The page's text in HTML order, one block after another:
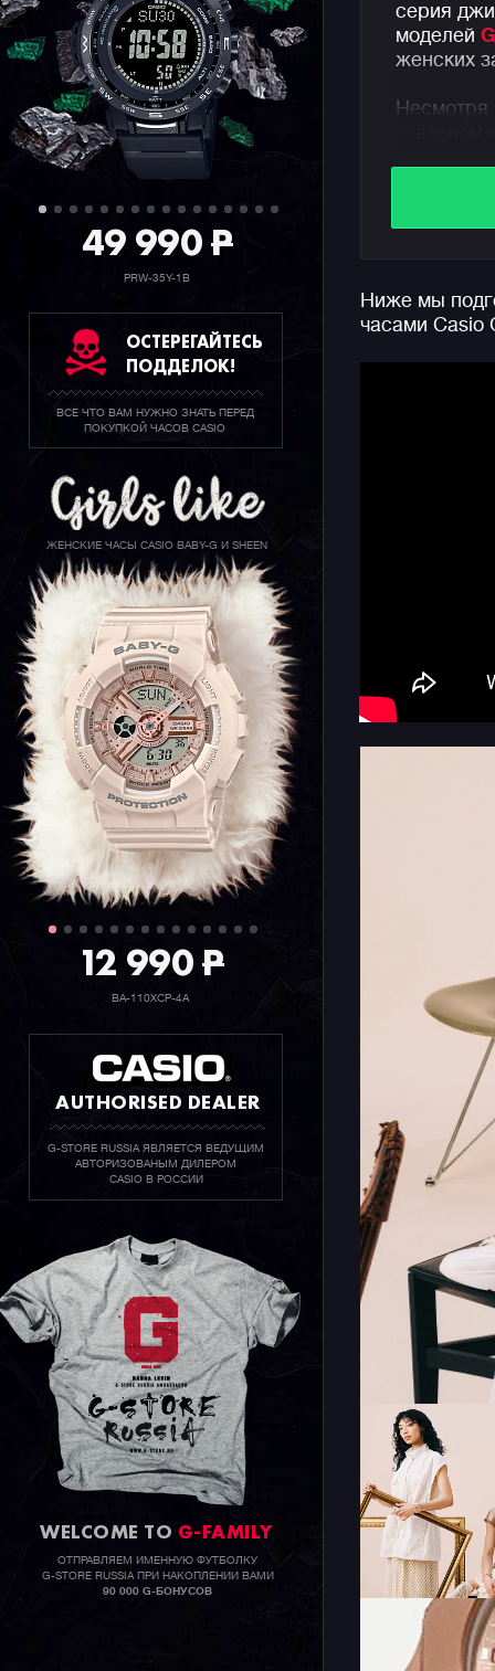
49 990P
PRW-35Y-1B
ОСТЕРЕГАЙТЕСЬ
ПОДДЕЛОК!
ВСЕ ЧТО ВАМ НУЖНО ЗНАТЬ ПЕРЕД
ПОКУПКОЙ ЧАСОВ CASIO
ЖЕНСКИЕ ЧАСЫ CASIO BABY-G И SHEEN
12 990P
BA-110XCP-4A
AUTHORISED DEALER
G-STORE RUSSIA ЯВЛЯЕТСЯ ВЕДУЩИМ
АВТОРИЗОВАНЫМ ДИЛЕРОМ
CASIO В РОССИИ
WELCOME TO G-FAMILY
ОТПРАВЛЯЕМ ИМЕННУЮ ФУТБОЛКУ
G-STORE RUSSIA ПРИ НАКОПЛЕНИИ ВАМИ
90 000 G-БОНУСОВ
серия
моделей
женских
Несмотря
фоне
Еще одна
Ниже мы
часами Casio